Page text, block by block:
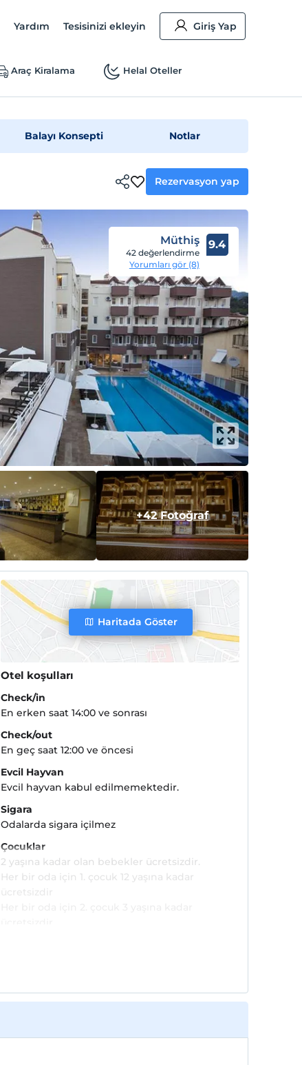
Yardım Tesisinizi ekleyin Giriş Yap
Araç Kiralama Helal Oteller
Balayı Konsepti Notlar
Rezervasyon yap
Müthiş
42 değerlendirme
Yorumları gör (8)
9.4
+42 Fotoğraf
Haritada Göster
Otel koşulları
Check/in
En erken saat 14:00 ve sonrası
Check/out
En geç saat 12:00 ve öncesi
Evcil Hayvan
Evcil hayvan kabul edilmemektedir.
Sigara
Odalarda sigara içilmez
Çocuklar
2 yaşına kadar olan bebekler ücretsizdir.
Her bir oda için 1. çocuk 12 yaşına kadar
ücretsizdir